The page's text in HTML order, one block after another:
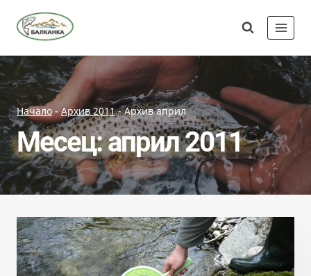
Начало-Архив 2011-Архив април
Месец: април 2011